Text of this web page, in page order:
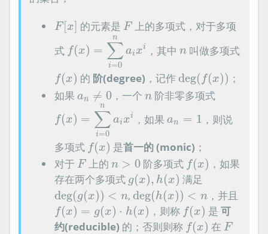
F[x]
F[x] 的元素是 F
F 上的多项式，对于多项
式 f(x) =
n
∑
i=0
aixi
f(x )=∑i=0na xi
，其中n
n 叫做多项式
f(x)
f(x) 的 阶(degree) ，记作deg( f(x))
deg(f(x))
；
如果 an ≠ 0
a 0 ，一个 n
n阶非零多项式
f(x) =
n
∑
i=0
aixi
f(x)=∑i =0na i
，如果an = 1
a =1 ，则说
多项式 f(x)
f(x) 是首一的 (monic) ；
对于 F
F 上的 n > 0
n >0 阶多项式 f(x)
f(x)
，如果
存在两个多项式 g(x), h(x)
g(x),h(x)
满足
deg(g(x)) < n
deg(g(x))<n , deg(h(x)) < n
deg(h(x))<n ，并且
f(x) = g(x) ⋅ h(x)
f(x)=g( )⋅h(x ，则称 f(x)
f(x) 是可
约(reducible) 的；否则则称 f(x)
f(x) 在 F
F